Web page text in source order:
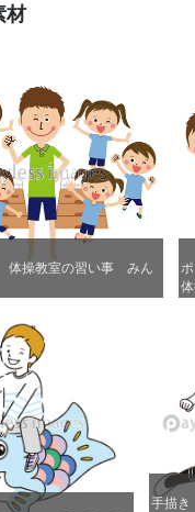
材
体操教室の習い事 みん
体操教室の習い事 みん
手描
手描